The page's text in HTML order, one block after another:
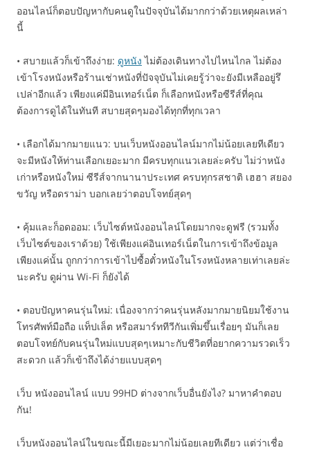
ออนไลน์ก็ตอบปัญหากับคนดูในปัจจุบันได้มากกว่าด้วยเหตุผลเหล่า
นี้
• สบายแล้วก็เข้าถึงง่าย: ดูหนัง ไม่ต้องเดินทางไปไหนไกล ไม่ต้อง
เข้าโรงหนังหรือร้านเช่าหนังที่ปัจจุบันไม่เคยรู้ว่าจะยังมีเหลืออยู่รึ
เปล่าอีกแล้ว เพียงแค่มีอินเทอร์เน็ต ก็เลือกหนังหรือซีรีส์ที่คุณ
ต้องการดูได้ในทันที สบายสุดๆมองได้ทุกที่ทุกเวลา
• เลือกได้มากมายแนว: บนเว็บหนังออนไลน์มากไม่น้อยเลยทีเดียว
จะมีหนังให้ท่านเลือกเยอะมาก มีครบทุกแนวเลยล่ะครับ ไม่ว่าหนัง
เก่าหรือหนังใหม่ ซีรีส์จากนานาประเทศ ครบทุกรสชาติ เฮฮา สยอง
ขวัญ หรือดราม่า บอกเลยว่าตอบโจทย์สุดๆ
• คุ้มและก็อดออม: เว็บไซต์หนังออนไลน์โดยมากจะดูฟรี (รวมทั้ง
เว็บไซต์ของเราด้วย) ใช้เพียงแค่อินเทอร์เน็ตในการเข้าถึงข้อมูล
เพียงแค่นั้น ถูกกว่าการเข้าไปซื้อตั๋วหนังในโรงหนังหลายเท่าเลยล่ะ
นะครับ ดูผ่าน Wi-Fi ก็ยังได้
• ตอบปัญหาคนรุ่นใหม่: เนื่องจากว่าคนรุ่นหลังมากมายนิยมใช้งาน
โทรศัพท์มือถือ แท็ปเล็ต หรือสมาร์ททีวีกันเพิ่มขึ้นเรื่อยๆ มันก็เลย
ตอบโจทย์กับคนรุ่นใหม่แบบสุดๆเหมาะกับชีวิตที่อยากความรวดเร็ว
สะดวก แล้วก็เข้าถึงได้ง่ายแบบสุดๆ
เว็บ หนังออนไลน์ แบบ 99HD ต่างจากเว็บอื่นยังไง? มาหาคำตอบ
กัน!
เว็บหนังออนไลน์ในขณะนี้มีเยอะมากไม่น้อยเลยทีเดียว แต่ว่าเชื่อ